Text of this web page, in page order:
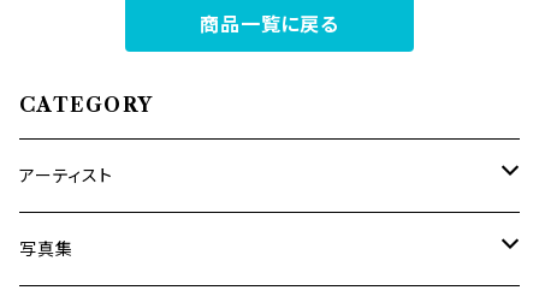
商品一覧に戻る
CATEGORY
アーティスト
内海利勝
写真集